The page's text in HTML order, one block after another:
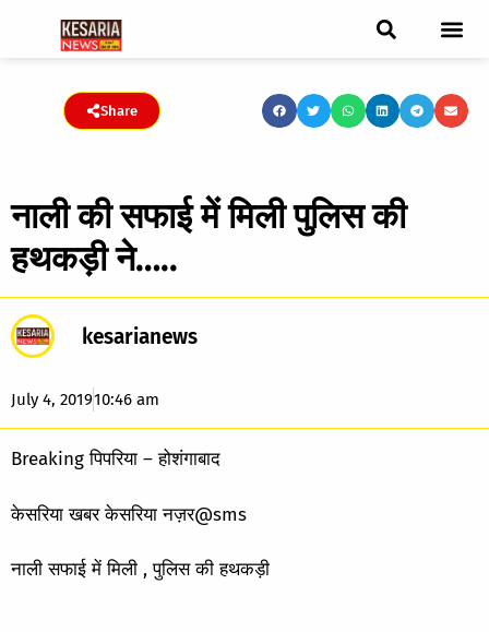
Share
नाली की सफाई में मिली पुलिस की
हथकड़ी ने…..
kesarianews
July 4, 201910:46 am
Breaking पिपरिया – होशंगाबाद
केसरिया खबर केसरिया नज़र@sms
नाली सफाई में मिली , पुलिस की हथकड़ी